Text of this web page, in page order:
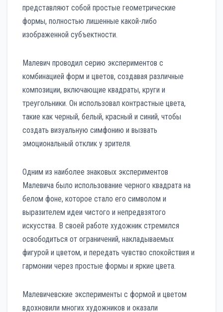
представляют собой простые геометрические
формы, полностью лишенные какой-либо
изображенной субъектности.
Малевич проводил серию экспериментов с
комбинацией форм и цветов, создавая различные
композиции, включающие квадраты, круги и
треугольники. Он использовал контрастные цвета,
такие как черный, белый, красный и синий, чтобы
создать визуальную симфонию и вызвать
эмоциональный отклик у зрителя.
Одним из наиболее знаковых экспериментов
Малевича было использование черного квадрата на
белом фоне, которое стало его символом и
выразителем идеи чистого и непредвзятого
искусства. В своей работе художник стремился
освободиться от ограничений, накладываемых
фигурой и цветом, и передать чувство спокойствия и
гармонии через простые формы и яркие цвета.
Малевичевские эксперименты с формой и цветом
вдохновили многих художников и оказали